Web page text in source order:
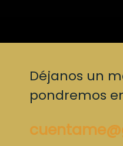
Déjanos un
pondremos